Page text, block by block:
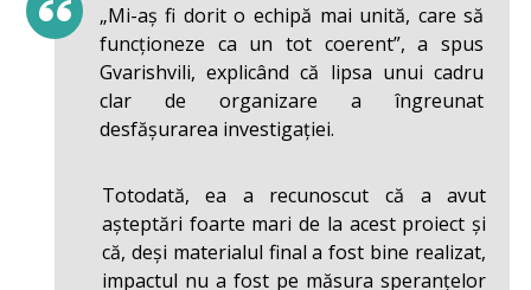
„Mi-aș fi dorit o echipă mai unită, care să
funcționeze ca un tot coerent”, a spus
Gvarishvili, explicând că lipsa unui cadru
clar de organizare a îngreunat
desfășurarea investigației.
Totodată, ea a recunoscut că a avut
așteptări foarte mari de la acest proiect și
că, deși materialul final a fost bine realizat,
impactul nu a fost pe măsura speranțelor